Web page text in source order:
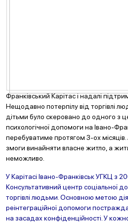
Франківський Карітас і надалі
Нещодавно потерпілу від торгівлі
дітьми було скеровано до одного з
психологічної допомоги на Івано-
перебуватиме протягом 3-ох
змоги винайняти власне житло, а
неможливо.
У Карітасі Івано-Франківськ УГКЦ з
Консультативний центр соціальної
торгівлі людьми. Основною метою
реінтеграційної допомоги
на засадах конфіденційності. У